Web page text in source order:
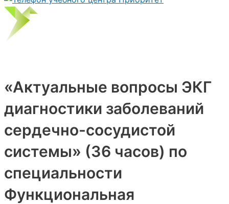
«Актуальные вопросы ЭКГ
диагностики заболеваний
сердечно-сосудистой
системы» (36 часов) по
специальности
Функциональная